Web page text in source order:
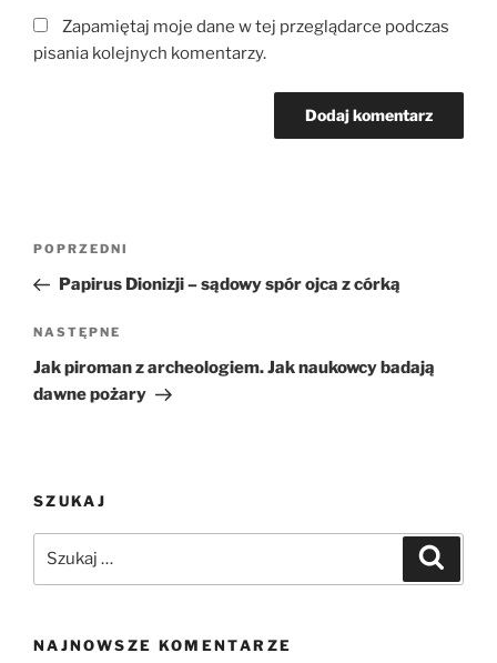
Zapamiętaj moje dane w tej przeglądarce podczas
pisania kolejnych komentarzy.
Nawigacja
Poprzedni
wpis
POPRZEDNI
Papirus Dionizji – sądowy spór ojca z córką
Następny
wpis
NASTĘPNE
Jak piroman z archeologiem. Jak naukowcy badają
dawne pożary
SZUKAJ
NAJNOWSZE KOMENTARZE